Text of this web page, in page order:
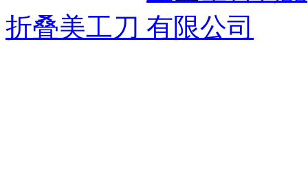
折叠美工刀